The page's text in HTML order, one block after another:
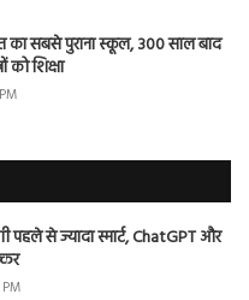
का सबसे पुराना स्कूल, 300 साल बाद
को शिक्षा
पहले से ज्यादा स्मार्ट, ChatGPT और